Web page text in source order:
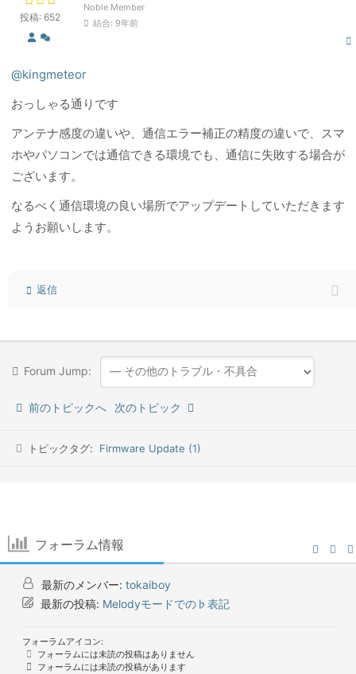
投稿: 652
Noble Member
結合: 9年前
@kingmeteor
おっしゃる通りです
アンテナ感度の違いや、通信エラー補正の精度の違いで、スマ
ホやパソコンでは通信できる環境でも、通信に失敗する場合が
ございます。
なるべく通信環境の良い場所でアップデートしていただきます
ようお願いします。
返信
Forum Jump:
前のトピックへ 次のトピック
トピックタグ: Firmware Update (1)
フォーラム情報
最新のメンバー: tokaiboy
最新の投稿: Melodyモードでの♭表記
フォーラムアイコン:
フォーラムには未読の投稿はありません
フォーラムには未読の投稿があります